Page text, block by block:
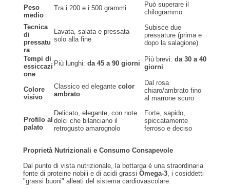
Peso
medio
Tra i 200 e i 500 grammi
Può superare il
chilogrammo
Tecnica
di
pressatu
ra
Lavata, salata e pressata
solo alla fine
Subisce due
pressature (prima e
dopo la salagione)
Tempi di
essiccazi
one
Più lunghi: da 45 a 90 giorni
Più brevi: da 30 a 40
giorni
Colore
visivo
Classico ed elegante color
ambrato
Dal rosa
chiaro/ambrato fino
al marrone scuro
Profilo al
palato
Delicato, elegante, con note
dolci che bilanciano il
retrogusto amarognolo
Forte, sapido,
spiccatamente
ferroso e deciso
Proprietà Nutrizionali e Consumo Consapevole
Dal punto di vista nutrizionale, la bottarga è una straordinaria
fonte di proteine nobili e di acidi grassi Omega-3, i cosiddetti
"grassi buoni" alleati del sistema cardiovascolare.